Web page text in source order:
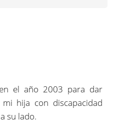
el año 2003 para dar
hija con discapacidad
su lado.